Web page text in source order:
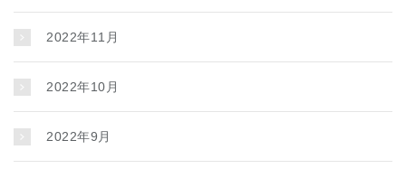
2022年11月
2022年10月
2022年9月